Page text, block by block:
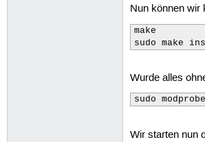
Nun können wir
make
sudo make
Wurde alles
sudo
Wir starten nun